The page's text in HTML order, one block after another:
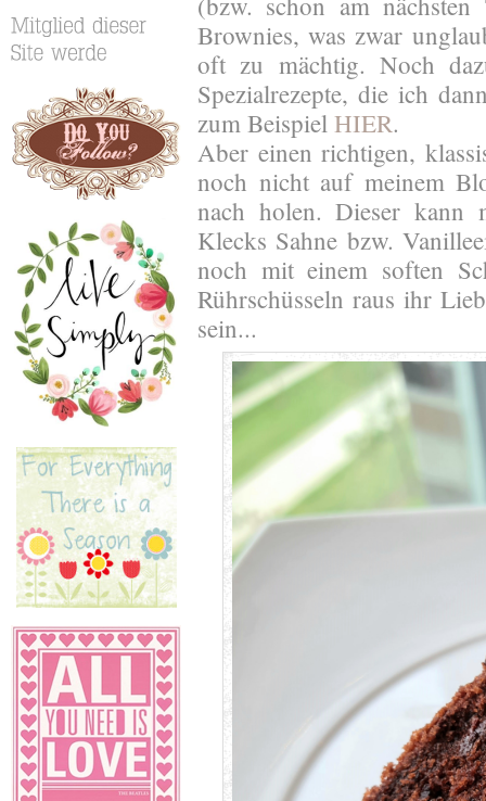
Brownies, was zwar
oft zu mächtig. Noch
Spezialrezepte, die ich
zum Beispiel HIER.
Aber einen richtigen,
noch nicht auf meinem
nach holen. Dieser kann
Klecks Sahne bzw.
noch mit einem soften
Rührschüsseln raus ihr
sein...